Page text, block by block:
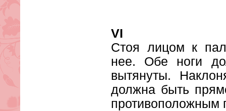
VI
Стоя лицом к
нее. Обе ноги
вытянуты.
должна быть
противоположным